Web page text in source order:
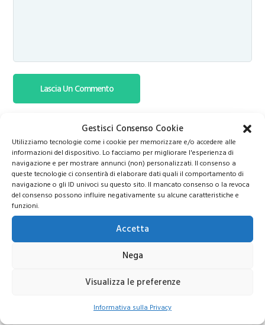
Gestisci Consenso Cookie
Utilizziamo tecnologie come i cookie per memorizzare e/o accedere alle
informazioni del dispositivo. Lo facciamo per migliorare l'esperienza di
navigazione e per mostrare annunci (non) personalizzati. Il consenso a
queste tecnologie ci consentirà di elaborare dati quali il comportamento di
navigazione o gli ID univoci su questo sito. Il mancato consenso o la revoca
del consenso possono influire negativamente su alcune caratteristiche e
funzioni.
Accetta
Nega
Visualizza le preferenze
Informativa sulla Privacy